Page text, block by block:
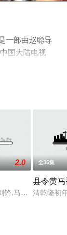
一部由赵聪导
国大陆电视
费观看高清无
解。
）因家遭变故，
2.0
锋,马苏,陈紫函,张
全35集
县令黄
清乾隆初